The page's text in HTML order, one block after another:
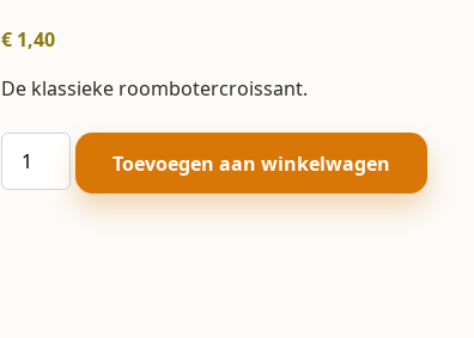
€1,40
De klassieke roombotercroissant.
Croissant
aantal
Toevoegen aan winkelwagen